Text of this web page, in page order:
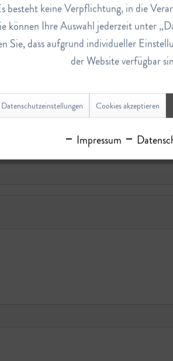
besteht keine Verpflichtung, in die
können Ihre Auswahl jederzeit unter
Sie, dass aufgrund individueller
der Website verfügbar
Datenschutzeinstellungen Cookies akzeptieren
Impressum